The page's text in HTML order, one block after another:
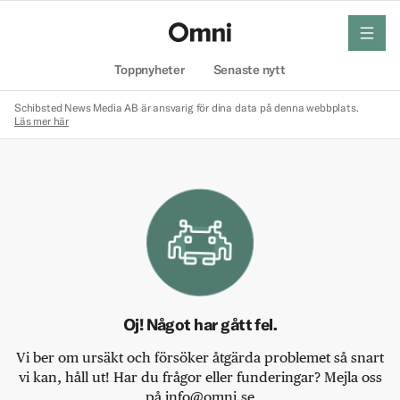
Toppnyheter Senaste nytt
meny
Schibsted News Media AB är ansvarig för dina data på denna webbplats.
Läs mer här
Oj! Något har gått fel.
Vi ber om ursäkt och försöker åtgärda problemet så snart
vi kan, håll ut! Har du frågor eller funderingar? Mejla oss